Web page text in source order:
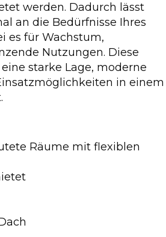
werden. Dadurch lässt
an die Bedürfnisse Ihres
es für Wachstum,
Nutzungen. Diese
starke Lage, moderne
in einem
Räume mit flexiblen